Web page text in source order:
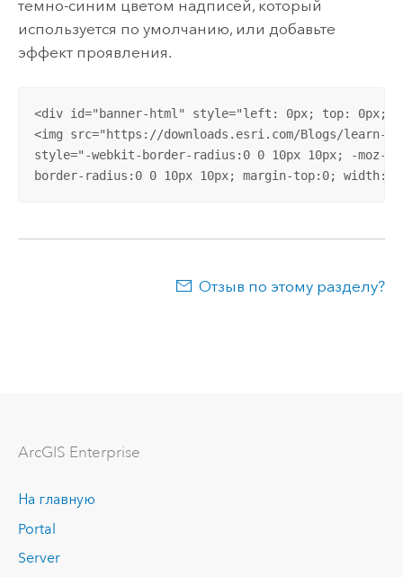
темно-синим цветом надписей, который
используется по умолчанию, или добавьте
эффект проявления.
<div id="banner-html" style="left: 0px; top: 0px;
<img src="https://downloads.esri.com/Blogs/learn-
style="-webkit-border-radius:0 0 10px 10px; -moz-
border-radius:0 0 10px 10px; margin-top:0;
Отзыв по этому разделу?
ArcGIS Enterprise
На главную
Portal
Server